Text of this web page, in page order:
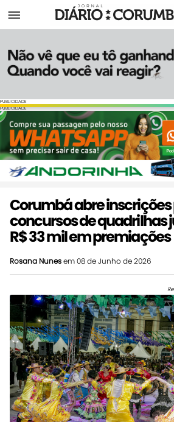
Menu
PUBLICIDADE
PUBLICIDADE
Corumbá abre
concursos de quadrilhas
R$ 33 mil em premiações
Rosana Nunesem 08 de Junho de 2026